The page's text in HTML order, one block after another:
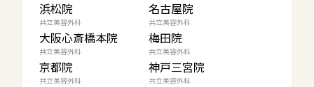
浜松院 名古屋院
共立美容外科
大阪心斎橋本院
共立美容外科
梅田院
共立美容外科
京都院
共立美容外科
神戸三宮院
共立美容外科 共立美容外科